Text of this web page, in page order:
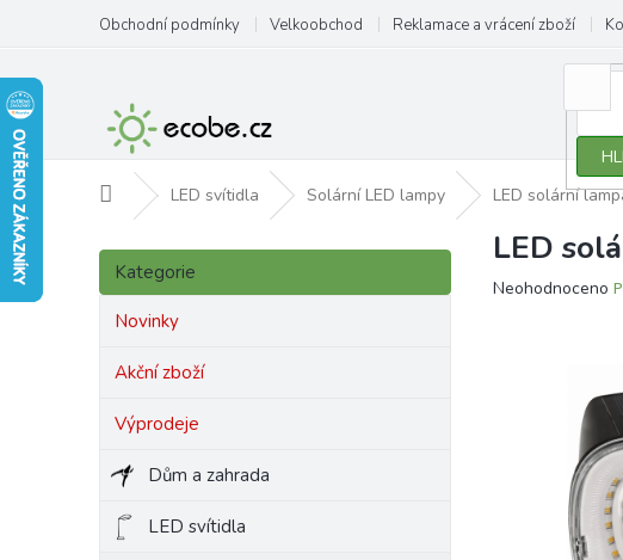
obsah
Obchodní podmínky Velkoobchod Reklamace a vrácení zboží
Domů LED svítidla Solární LED lampy LED solární
P
s
p
Přeskočit
kategorie
Kategorie
Novinky
Akční zboží
Výprodeje
Dům a zahrada
LED svítidla
LED
Průměrné
Neohodnoceno